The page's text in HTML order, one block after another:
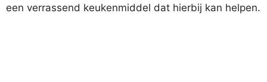
een verrassend keukenmiddel dat hierbij kan helpen.